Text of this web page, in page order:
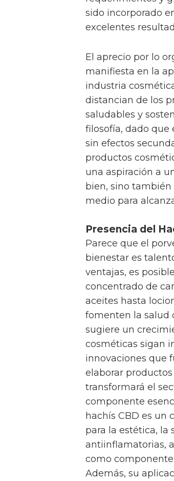
sido incorporado
excelentes
El aprecio por lo
manifiesta en la
industria
distancian de los
saludables y
filosofía, dado que
sin efectos
productos
una aspiración a
bien, sino también
medio para
Presencia del
Parece que el
bienestar es
ventajas, es
concentrado de
aceites hasta
fomenten la salud
sugiere un
cosméticas sigan
innovaciones que
elaborar productos
transformará el
componente
hachís CBD es un
para la estética, la
antiinflamatorias,
como
Además, su